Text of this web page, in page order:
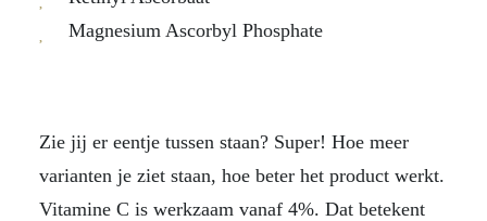
Magnesium Ascorbyl Phosphate
Zie jij er eentje tussen staan? Super! Hoe meer
varianten je ziet staan, hoe beter het product werkt.
Vitamine C is werkzaam vanaf 4%. Dat betekent